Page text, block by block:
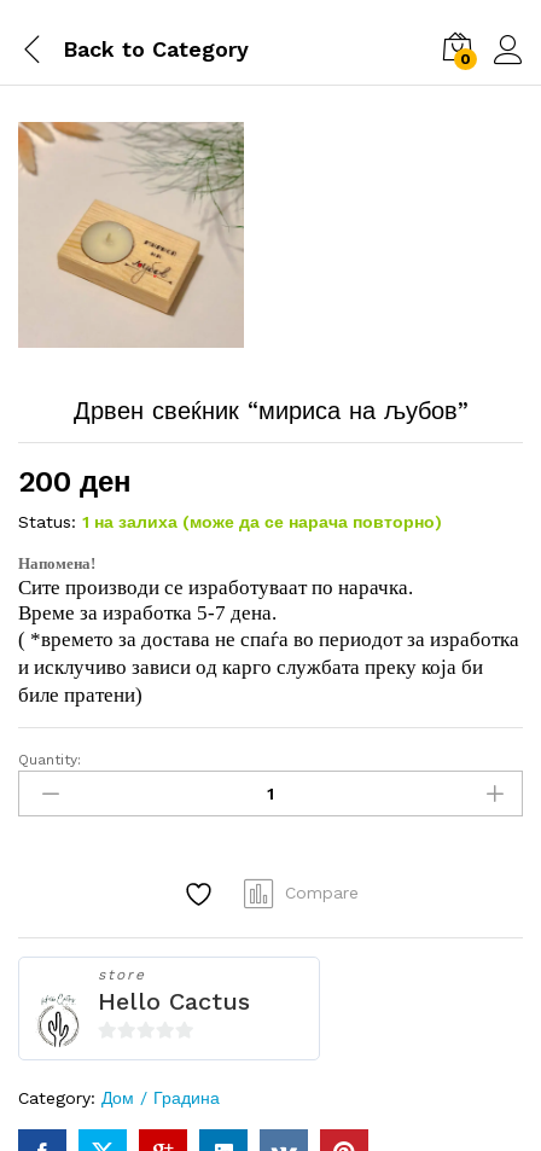
Back to Category 0
Дрвен свеќник “мириса на љубов”
200 ден
Status: 1 на залиха (може да се нарача повторно)
Напомена!
Сите производи се изработуваат по нарачка.
Време за изработка 5-7 дена.
( *времето за достава не спаѓа во периодот за изработка
и исклучиво зависи од карго службата преку која би
биле пратени)
Дрвен
свеќник
“мириса
Quantity:
Compare
store
Hello Cactus
u
t
Category: Дом / Градина